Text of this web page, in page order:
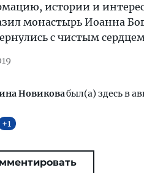
истории и
монастырь Иоанна
с чистым
Новиковабыл(а) здесь в
1